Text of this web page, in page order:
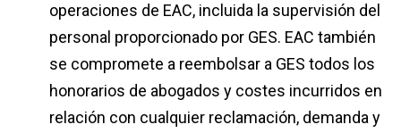
operaciones de EAC, incluida la supervisión del
personal proporcionado por GES. EAC también
se compromete a reembolsar a GES todos los
honorarios de abogados y costes incurridos en
relación con cualquier reclamación, demanda y